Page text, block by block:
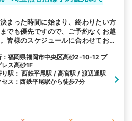
まった時間に始まり、終わりたい方
でも優先ですので、ご予約なくお越
皆様のスケジュールに合わせてお越
：福岡県福岡市中央区高砂2-10-12 プ
レス高砂1F
り駅： 西鉄平尾駅 / 高宮駅 / 渡辺通駅
セス：西鉄平尾駅から徒歩7分